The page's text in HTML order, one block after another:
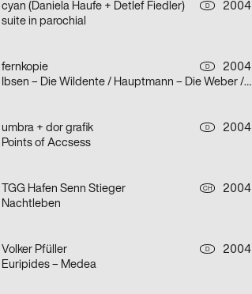
cyan (Daniela Haufe + Detlef Fiedler) D
2004
suite in parochial
fernkopie D
2004
Ibsen – Die Wildente / Hauptmann – Die Weber / Labiche – Die Affäre Rue de Lourcine
umbra + dor grafik D
2004
Points of Accsess
TGG Hafen Senn Stieger CH
2004
Nachtleben
Volker Pfüller D
2004
Euripides – Medea